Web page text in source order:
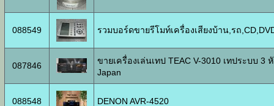
088549 รวมบอร์ดขายรีโมท์เครื่องเสียงบ้าน,รถ
087846
ขายเครื่องเล่นเทป TEAC V-3010 เทประบบ 3
Japan
088548 DENON AVR-4520